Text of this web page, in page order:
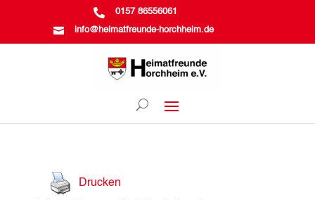
 0157 86556061
 info@heimatfreunde-horchheim.de
Drucken